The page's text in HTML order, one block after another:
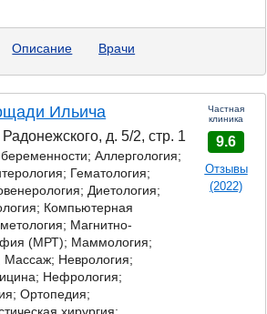
Описание Врачи
Ильича
д. 5/2, стр. 1
Аллергология;
Гематология;
Диетология;
Компьютерная
Магнитно-
(МРТ); Маммология;
Неврология;
Нефрология;
Ортопедия;
хирургия;
Частная
клиника
9.6
Отзывы
(2022)